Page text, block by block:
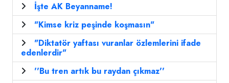
İşte AK Beyanname!
"Kimse kriz peşinde koşmasın"
"Diktatör yaftası vuranlar özlemlerini ifade
edenlerdir"
''Bu tren artık bu raydan çıkmaz''